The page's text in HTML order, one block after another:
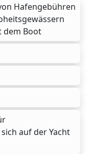
Hafengebühren
dem Boot
auf der Yacht